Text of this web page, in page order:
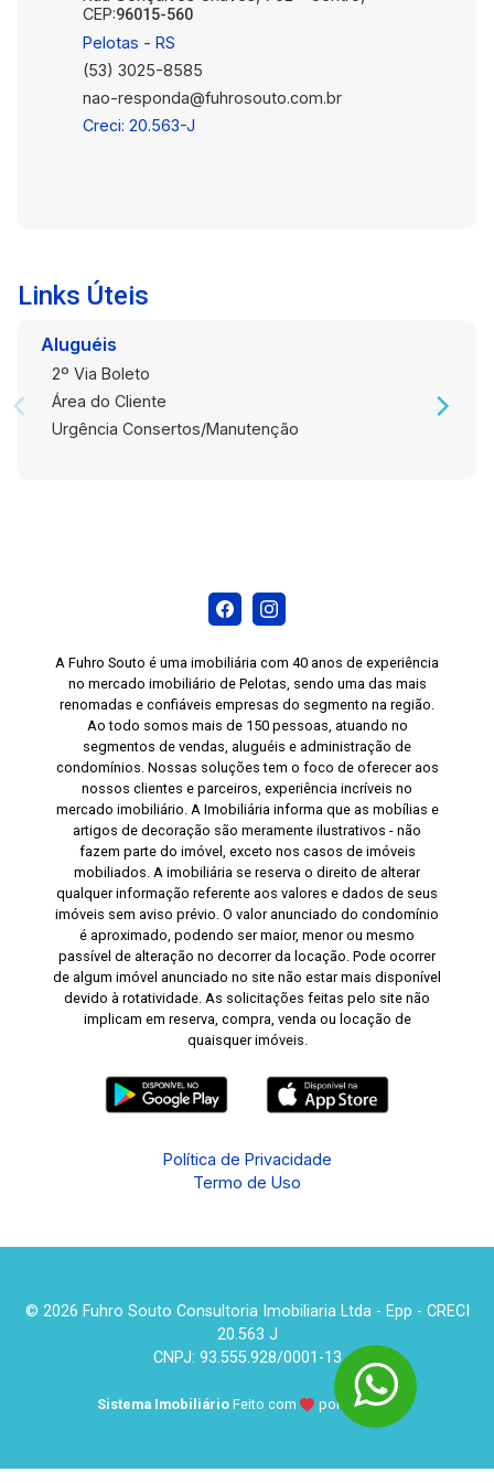
CEP:96015-560
Pelotas - RS
(53) 3025-8585
nao-responda@fuhrosouto.com.br
Creci: 20.563-J
Links Úteis
Aluguéis
2º Via Boleto
Área do Cliente
Urgência Consertos/Manutenção
A Fuhro Souto é uma imobiliária com 40 anos de experiência
no mercado imobiliário de Pelotas, sendo uma das mais
renomadas e confiáveis empresas do segmento na região.
Ao todo somos mais de 150 pessoas, atuando no
segmentos de vendas, aluguéis e administração de
condomínios. Nossas soluções tem o foco de oferecer aos
nossos clientes e parceiros, experiência incríveis no
mercado imobiliário. A Imobiliária informa que as mobílias e
artigos de decoração são meramente ilustrativos - não
fazem parte do imóvel, exceto nos casos de imóveis
mobiliados. A imobiliária se reserva o direito de alterar
qualquer informação referente aos valores e dados de seus
imóveis sem aviso prévio. O valor anunciado do condomínio
é aproximado, podendo ser maior, menor ou mesmo
passível de alteração no decorrer da locação. Pode ocorrer
de algum imóvel anunciado no site não estar mais disponível
devido à rotatividade. As solicitações feitas pelo site não
implicam em reserva, compra, venda ou locação de
quaisquer imóveis.
Política de Privacidade
Termo de Uso
© 2026 Fuhro Souto Consultoria Imobiliaria Ltda - Epp - CRECI
20.563 J
CNPJ: 93.555.928/0001-13
Sistema Imobiliário Feito com por KUROLE